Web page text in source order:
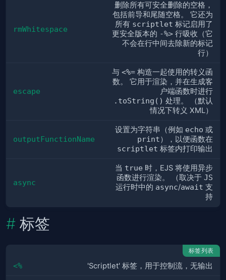
rmWhitespace
删除所有可安全删除的空格，
包括前导和尾随空格。 它还为
所有 scriptlet 标记启用了
更安全版本的 -%> 行吸收（它
不会在行中间去除新的标记
行）
escape
与 <%= 构造一起使用的转义函
数。 它用于渲染，并在生成客
户端函数时进行
.toString() 处理。 （默认
情况下转义 XML）
outputFunctionName
设置为字符串（例如 echo 或
print），以便函数在
scriptlet 标签内打印输出
async
当 true 时，EJS 将使用异步
函数进行渲染。 （取决于 JS
运行时中的 async/await 支
持
标签
标签列表
<% 'Scriptlet' 标签，用于控制流，无输出